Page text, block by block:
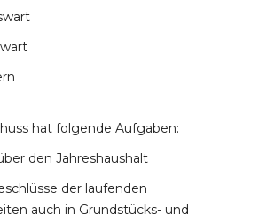
hat folgende Aufgaben:
den Jahreshaushalt
der laufenden
auch in Grundstücks- und